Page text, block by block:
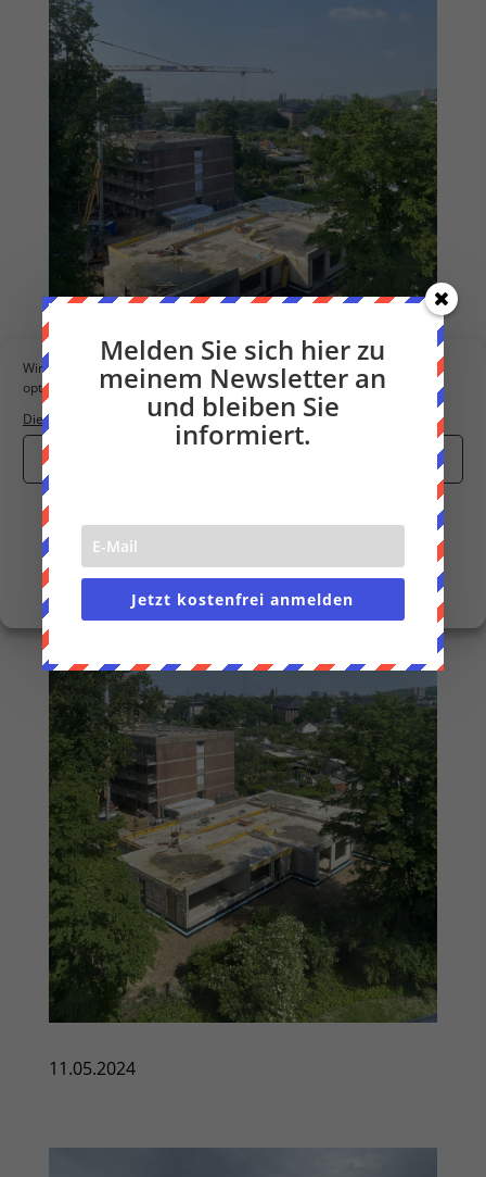
Wir verwenden Cookies, um unsere Website und unseren Service zu
optimieren.
Dienste verwalten
Cookie-RichtlinieDatenschutzerklärungImpressum
08.05.2024
11.05.2024
Melden Sie sich hier zu
meinem Newsletter an
und bleiben Sie
informiert.
Jetzt kostenfrei anmelden